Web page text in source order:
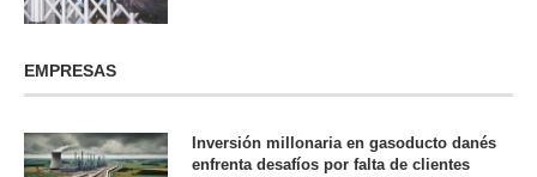
EMPRESAS
Inversión millonaria en gasoducto danés
enfrenta desafíos por falta de clientes